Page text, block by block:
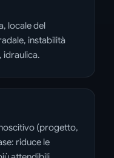
locale del
instabilità
idraulica.
(progetto,
riduce le